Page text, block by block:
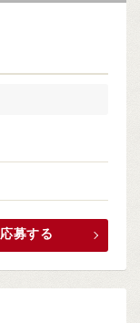
応募する